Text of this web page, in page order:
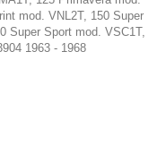
mod. VNL2T, 150 Super
Super Sport mod. VSC1T,
1963 - 1968